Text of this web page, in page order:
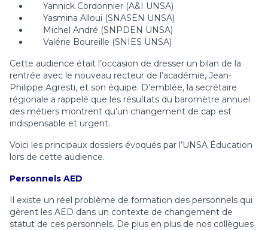
Yannick Cordonnier (A&I UNSA)
Yasmina Alloui (SNASEN UNSA)
Michel André (SNPDEN UNSA)
Valérie Boureille (SNIES UNSA)
Cette audience était l’occasion de dresser un bilan de la
rentrée avec le nouveau recteur de l’académie, Jean-
Philippe Agresti, et son équipe. D’emblée, la secrétaire
régionale a rappelé que les résultats du baromètre annuel
des métiers montrent qu’un changement de cap est
indispensable et urgent.
Voici les principaux dossiers évoqués par l’UNSA Éducation
lors de cette audience.
Personnels AED
Il existe un réel problème de formation des personnels qui
gèrent les AED dans un contexte de changement de
statut de ces personnels. De plus en plus de nos collègues